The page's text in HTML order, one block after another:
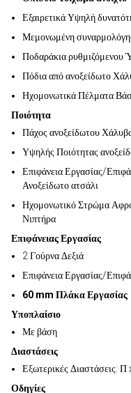
Εξαιρετικά Υψηλή
Μεμονωμένη
Ποδαράκια ρυθμιζόμενου
Πόδια από ανοξείδωτο
Ηχομονωτικά Πέλματα
Ποιότητα
Πάχος ανοξείδωτου
Υψηλής Ποιότητας
Επιφάνεια Εργασίας/
Ανοξείδωτο ατσάλι
Ηχομονωτικό Στρώμα
Νιπτήρα
Επιφάνειας Εργασίας
2 Γούρνα Δεξιά
Επιφάνεια Εργασίας/
60 mm Πλάκα Εργασίας
Υποπλαίσιο
Με βάση
Διαστάσεις
Εξωτερικές Διαστάσεις:
Οδηγίες